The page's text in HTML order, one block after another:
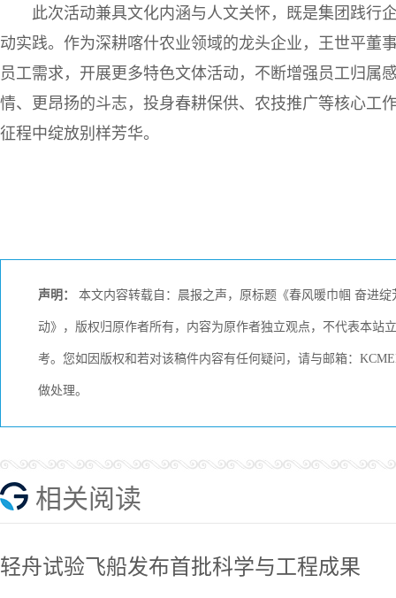
此次活动兼具文化内涵与人文关怀，既是集团践行
动实践。作为深耕喀什农业领域的龙头企业，王世平董
员工需求，开展更多特色文体活动，不断增强员工归属
情、更昂扬的斗志，投身春耕保供、农技推广等核心工
征程中绽放别样芳华。
声明： 本文内容转载自：晨报之声，原标题《春风暖巾帼 奋进
动》，版权归原作者所有，内容为原作者独立观点，不代表本站
考。您如因版权和若对该稿件内容有任何疑问，请与邮箱：
做处理。
相关阅读
轻舟试验飞船发布首批科学与工程成果